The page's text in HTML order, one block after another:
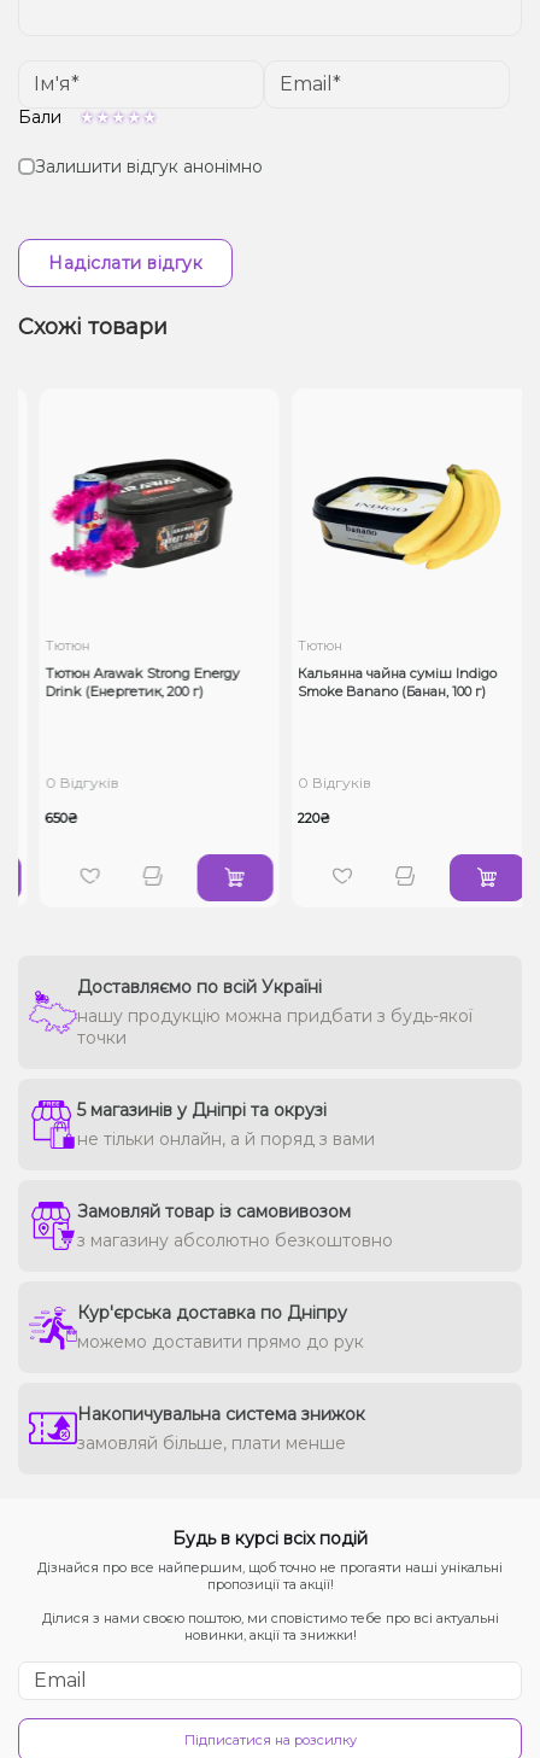
Бали
Залишити відгук анонімно
Надіслати відгук
Схожі товари
Тютюн
Тютюн Arawak Strong Energy
Drink (Енергетик, 200 г)
0 Відгуків
650₴
Тютюн
Кальянна чайна суміш Indigo
Smoke Banano (Банан, 100 г)
0 Відгуків
220₴
Доставляємо по всій Україні
нашу продукцію можна придбати з будь-якої
точки
5 магазинів у Дніпрі та окрузі
не тільки онлайн, а й поряд з вами
Замовляй товар із самовивозом
з магазину абсолютно безкоштовно
Кур'єрська доставка по Дніпру
можемо доставити прямо до рук
Накопичувальна система знижок
замовляй більше, плати менше
Будь в курсі всіх подій
Дізнайся про все найпершим, щоб точно не прогаяти наші унікальні
пропозиції та акції!
Ділися з нами своєю поштою, ми сповістимо тебе про всі актуальні
новинки, акції та знижки!
Підписатися на розсилку